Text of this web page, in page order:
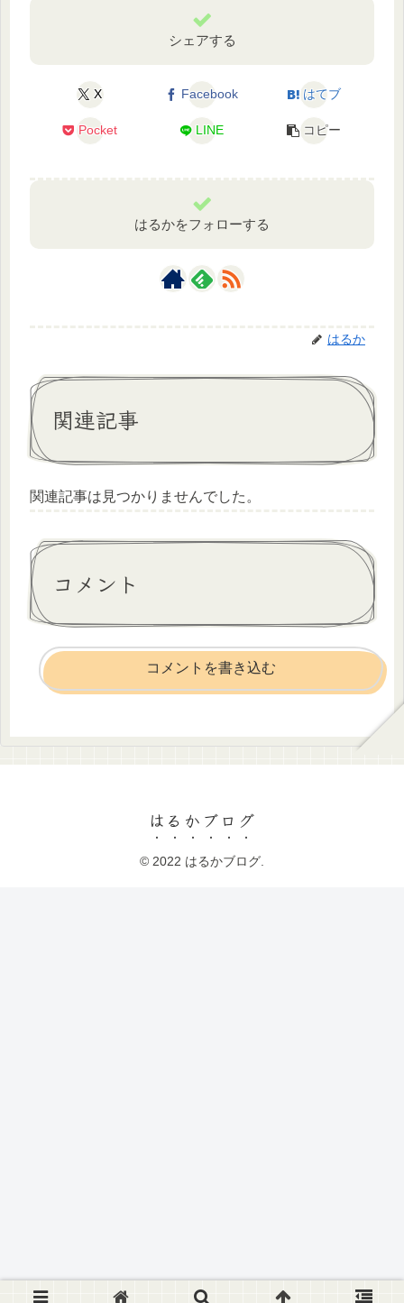
シェアする
X Facebook はてブ
Pocket LINE コピー
はるかをフォローする
はるか
関連記事
関連記事は見つかりませんでした。
コメント
コメントを書き込む
はるかブログ
© 2022 はるかブログ.